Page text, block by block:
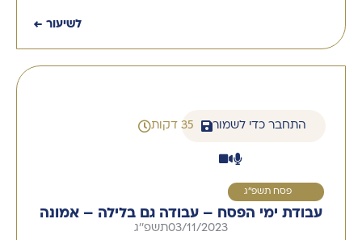
לשיעור ←
התחבר כדי לשמור 35 דקות
פסח תשפ''ג
עבודת ימי הפסח – עבודה גם בלילה – אמונה
03/11/2023תשפ''ג